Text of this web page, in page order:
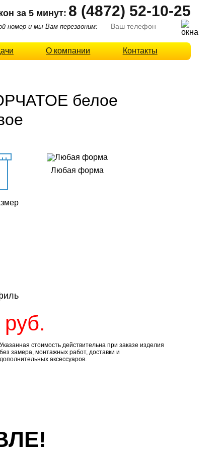
за 5 минут: 8 (4872) 52-10-25
номер и мы Вам перезвоним:
О компании Контакты
белое
Любая форма
руб.
Указанная стоимость действительна при заказе изделия
без замера, монтажных работ, доставки и
дополнительных аксессуаров.